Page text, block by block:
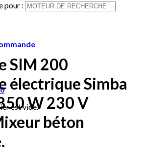
pour :
0
est vide.
SIM 200
électrique Simba
W 230 V
béton